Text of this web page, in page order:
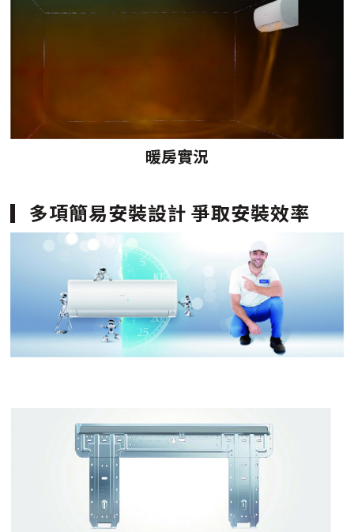
暖房實況
多項簡易安裝設計 爭取安裝效率